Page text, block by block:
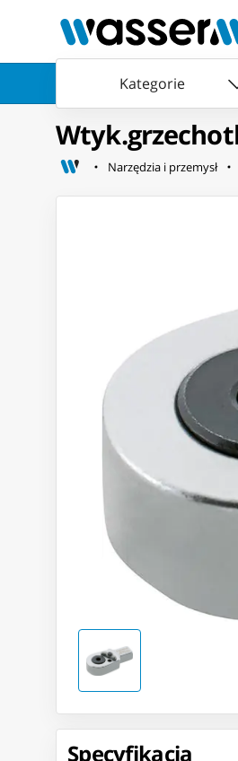
Kategorie
Narzędzia i przemysł
Specyfikacja